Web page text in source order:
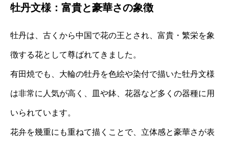
牡丹文様：富貴と豪華さの象徴
牡丹は、古くから中国で花の王とされ、富貴・繁栄を象
徴する花として尊ばれてきました。
有田焼でも、大輪の牡丹を色絵や染付で描いた牡丹文様
は非常に人気が高く、皿や鉢、花器など多くの器種に用
いられています。
花弁を幾重にも重ねて描くことで、立体感と豪華さが表